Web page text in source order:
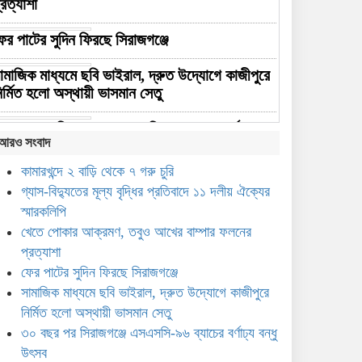
পাটের সুদিন ফিরছে সিরাজগঞ্জে
মাধ্যমে ছবি ভাইরাল, দ্রুত উদ্যোগে কাজীপুরে
হলো অস্থায়ী ভাসমান সেতু
বছর পর সিরাজগঞ্জে এসএসসি-৯৬ ব্যাচের বর্ণাঢ্য
উৎসব
ইকবাল হাসান মাহমুদকে নিয়ে কটূক্তির প্রতিবাদে
সিরাজগঞ্জে বিক্ষোভ
সিরাজগঞ্জে প্রতিবন্ধীদের বিনামূল্যে
সহায়তা
পা দিয়ে স্নাতকোত্তর, সিরাজগঞ্জের
নীলাকে সরকারি চাকরি দিলেন
প্রধানমন্ত্রী
সংবাদ
কামারখন্দে ২ বাড়ি থেকে ৭ গরু চুরি
গ্যাস-বিদ্যুতের মূল্য বৃদ্ধির প্রতিবাদে ১১ দলীয় ঐক্যের
স্মারকলিপি
খেতে পোকার আক্রমণ, তবুও আখের বাম্পার ফলনের
প্রত্যাশা
ফের পাটের সুদিন ফিরছে সিরাজগঞ্জে
সামাজিক মাধ্যমে ছবি ভাইরাল, দ্রুত উদ্যোগে কাজীপুরে
নির্মিত হলো অস্থায়ী ভাসমান সেতু
৩০ বছর পর সিরাজগঞ্জে এসএসসি-৯৬ ব্যাচের বর্ণাঢ্য বন্ধু
উৎসব